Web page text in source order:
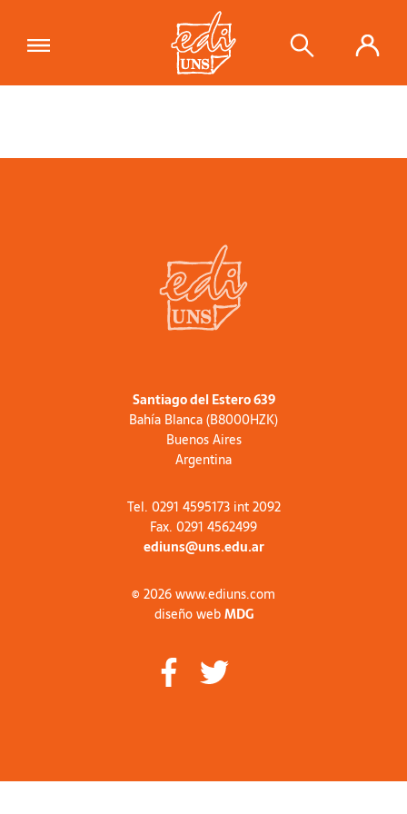
Santiago del Estero 639
Bahía Blanca (B8000HZK)
Buenos Aires
Argentina
Tel. 0291 4595173 int 2092
Fax. 0291 4562499
ediuns@uns.edu.ar
© 2026 www.ediuns.com
diseño webMDG